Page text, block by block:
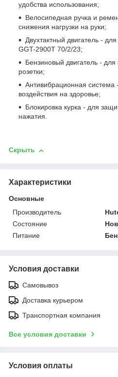
удобства использования;
Велосипедная ручка и
снижения нагрузки на руки;
Двухтактный двигатель -
GGT-2900T 70/2/23;
Бензиновый двигатель - для
розетки;
Антивибрационная
воздействия на здоровье;
Блокировка курка - для
нажатия.
Скрыть
Характеристики
Основные
Производитель
Состояние
Питание
Условия доставки
Самовывоз
Доставка курьером
Транспортная компания
Все условия доставки
Условия оплаты